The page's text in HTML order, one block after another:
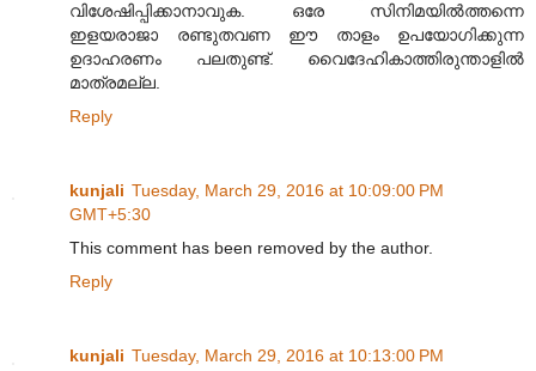
വിശേഷിപ്പിക്കാനാവുക. ഒരേ സിനിമയിൽത്തന്നെ
ഇളയരാജാ രണ്ടുതവണ ഈ താളം ഉപയോഗിക്കുന്ന
ഉദാഹരണം പലതുണ്ട്. വൈദേഹികാത്തിരുന്താളിൽ
മാത്രമല്ല.
Reply
kunjali Tuesday, March 29, 2016 at 10:09:00 PM
GMT+5:30
This comment has been removed by the author.
Reply
kunjali Tuesday, March 29, 2016 at 10:13:00 PM